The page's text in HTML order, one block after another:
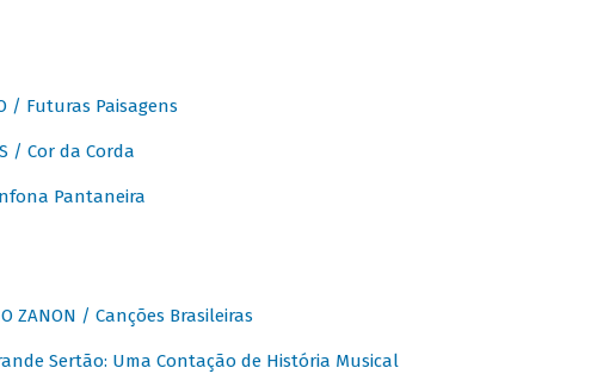
/ Futuras Paisagens
/ Cor da Corda
Pantaneira
ZANON / Canções Brasileiras
Sertão: Uma Contação de História Musical